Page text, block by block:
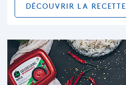
DÉCOUVRIR LA RECETTE